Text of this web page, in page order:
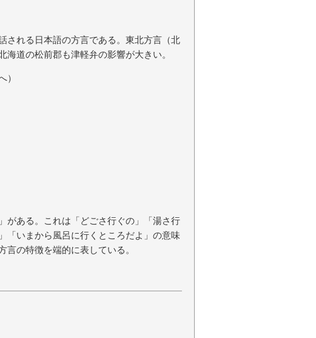
される日本語の方言である。東北方言（北
道の松前郡も津軽弁の影響が大きい。
）
がある。これは「どごさ行ぐの」「湯さ行
「いまから風呂に行くところだよ」の意味
の特徴を端的に表している。